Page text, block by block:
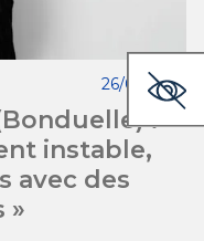
: «
instable,
avec des
»
26/05/2026